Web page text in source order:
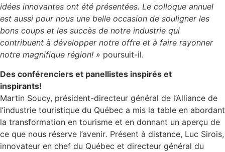
idées innovantes ont été présentées. Le colloque annuel
est aussi pour nous une belle occasion de souligner les
bons coups et les succès de notre industrie qui
contribuent à développer notre offre et à faire rayonner
notre magnifique région! » poursuit-il.
Des conférenciers et panellistes inspirés et
inspirants!
Martin Soucy, président-directeur général de l’Alliance de
l’industrie touristique du Québec a mis la table en abordant
la transformation en tourisme et en donnant un aperçu de
ce que nous réserve l’avenir. Présent à distance, Luc Sirois,
innovateur en chef du Québec et directeur général du